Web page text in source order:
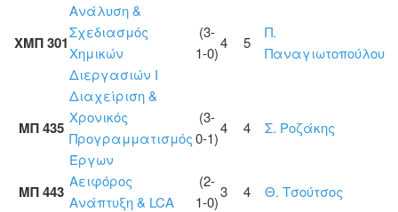
ΧΜΠ 301
Ανάλυση &
Σχεδιασμός
Χημικών
Διεργασιών Ι
(3-
1-0)
4 5
Π.
Παναγιωτοπούλου
ΜΠ 435
Διαχείριση &
Χρονικός
Προγραμματισμός
Έργων
(3-
0-1)
4 4 Σ. Ροζάκης
ΜΠ 443
Αειφόρος
Ανάπτυξη & LCA
(2-
1-0)
3 4 Θ. Τσούτσος